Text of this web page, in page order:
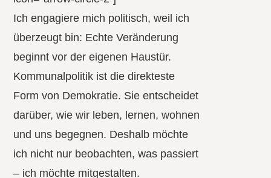
Ich engagiere mich politisch, weil ich
überzeugt bin: Echte Veränderung
beginnt vor der eigenen Haustür.
Kommunalpolitik ist die direkteste
Form von Demokratie. Sie entscheidet
darüber, wie wir leben, lernen, wohnen
und uns begegnen. Deshalb möchte
ich nicht nur beobachten, was passiert
– ich möchte mitgestalten.